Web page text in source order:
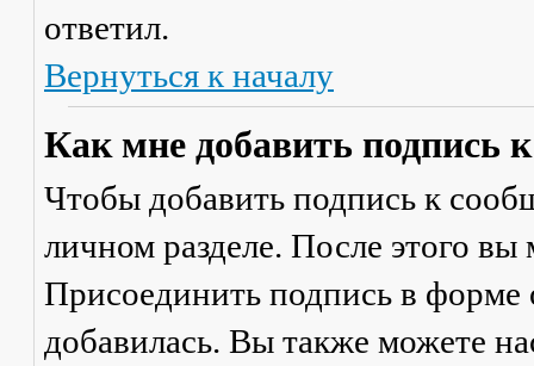
ответил.
Вернуться к началу
Как мне добавить подпись
Чтобы добавить подпись к
личном разделе. После этого
Присоединить подпись в форме
добавилась. Вы также можете